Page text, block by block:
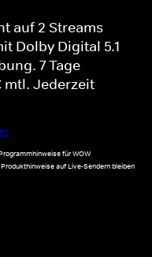
auf 2 Streams
Dolby Digital 5.1
7 Tage
mtl. Jederzeit
für WOW
auf Live-Sendern bleiben